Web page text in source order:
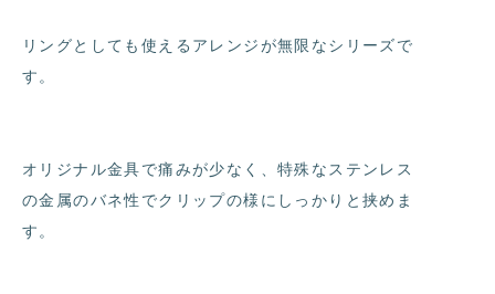
リングとしても使えるアレンジが無限なシリーズで
す。
オリジナル金具で痛みが少なく、特殊なステンレス
の金属のバネ性でクリップの様にしっかりと挟めま
す。